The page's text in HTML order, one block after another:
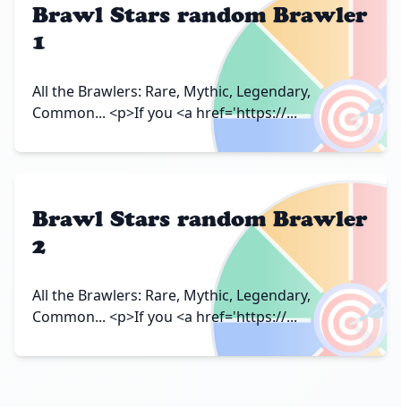
🎯
Brawl Stars random Brawler
1
All the Brawlers: Rare, Mythic, Legendary,
Common... <p>If you <a href='https://...
🎯
Brawl Stars random Brawler
2
All the Brawlers: Rare, Mythic, Legendary,
Common... <p>If you <a href='https://...